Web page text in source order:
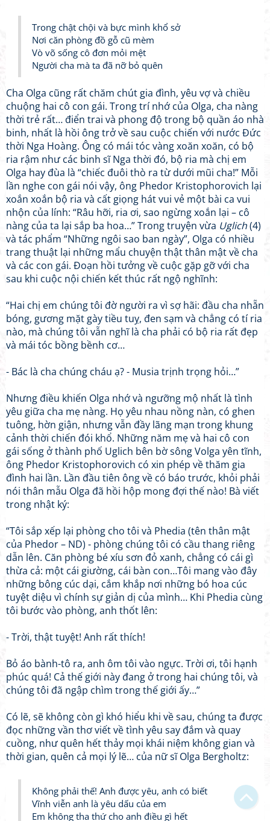
Trong chật chội và bực mình khổ sở
Nơi căn phòng đồ gỗ cũ mèm
Vò võ sống cô đơn mỏi mệt
Người cha mà ta đã nỡ bỏ quên
Cha Olga cũng rất chăm chút gia đình, yêu vợ và chiều
chuộng hai cô con gái. Trong trí nhớ của Olga, cha nàng
thời trẻ rất… điển trai và phong độ trong bộ quần áo nhà
binh, nhất là hồi ông trở về sau cuộc chiến với nước Đức
thời Nga Hoàng. Ông có mái tóc vàng xoăn xoăn, có bộ
ria rậm như các binh sĩ Nga thời đó, bộ ria mà chị em
Olga hay đùa là “chiếc đuôi thò ra từ dưới mũi cha!” Mỗi
lần nghe con gái nói vậy, ông Phedor Kristophorovich lại
xoắn xoắn bộ ria và cất giọng hát vui vẻ một bài ca vui
nhộn của lính: “Râu hỡi, ria ơi, sao ngừng xoắn lại – cô
nàng của ta lại sắp ba hoa…” Trong truyện vừa Uglich(4)
và tác phẩm “Những ngôi sao ban ngày”, Olga có nhiều
trang thuật lại những mẩu chuyện thật thân mật về cha
và các con gái. Đoạn hồi tưởng về cuộc gặp gỡ với cha
sau khi cuộc nội chiến kết thúc rất ngộ nghĩnh:
“Hai chị em chúng tôi đờ người ra vì sợ hãi: đầu cha nhẵn
bóng, gương mặt gày tiều tuỵ, đen sạm và chẳng có tí ria
nào, mà chúng tôi vẫn nghĩ là cha phải có bộ ria rất đẹp
và mái tóc bồng bềnh cơ…
- Bác là cha chúng cháu ạ? - Musia trịnh trọng hỏi…”
Nhưng điều khiến Olga nhớ và ngưỡng mộ nhất là tình
yêu giữa cha mẹ nàng. Họ yêu nhau nồng nàn, có ghen
tuông, hờn giận, nhưng vẫn đầy lãng mạn trong khung
cảnh thời chiến đói khổ. Những năm mẹ và hai cô con
gái sống ở thành phố Uglich bên bờ sông Volga yên tĩnh,
ông Phedor Kristophorovich có xin phép về thăm gia
đình hai lần. Lần đầu tiên ông về có báo trước, khỏi phải
nói thân mẫu Olga đã hồi hộp mong đợi thế nào! Bà viết
trong nhật ký:
“Tôi sắp xếp lại phòng cho tôi và Phedia (tên thân mật
của Phedor – ND) - phòng chúng tôi có cầu thang riêng
dẫn lên. Căn phòng bé xíu sơn đỏ xanh, chẳng có cái gì
thừa cả: một cái giường, cái bàn con…Tôi mang vào đây
những bông cúc dại, cắm khắp nơi những bó hoa cúc
tuyệt diệu vì chính sự giản dị của mình… Khi Phedia cùng
tôi bước vào phòng, anh thốt lên:
- Trời, thật tuyệt! Anh rất thích!
Bỏ áo bành-tô ra, anh ôm tôi vào ngực. Trời ơi, tôi hạnh
phúc quá! Cả thế giới này đang ở trong hai chúng tôi, và
chúng tôi đã ngập chìm trong thế giới ấy…”
Có lẽ, sẽ không còn gì khó hiểu khi về sau, chúng ta được
đọc những vần thơ viết về tình yêu say đắm và quay
cuồng, như quên hết thảy mọi khái niệm không gian và
thời gian, quên cả mọi lý lẽ… của nữ sĩ Olga Bergholtz:
Không phải thế! Anh được yêu, anh có biết
Vĩnh viễn anh là yêu dấu của em
Em không tha thứ cho anh điều gì hết
Chỉ dẫn làm quen
Không hiện lại
Bạn bị lạc trong Thi Viện vì có nội dung quá đồ sộ?